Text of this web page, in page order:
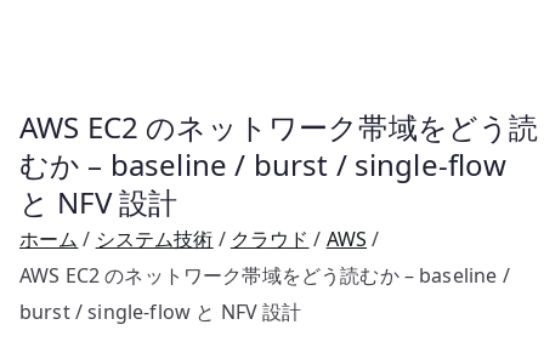
AWS EC2 のネットワーク帯域をどう読
むか – baseline / burst / single-flow
と NFV 設計
ホーム システム技術 クラウド
AWS
AWS EC2 のネットワーク帯域をどう読むか – baseline /
burst / single-flow と NFV 設計